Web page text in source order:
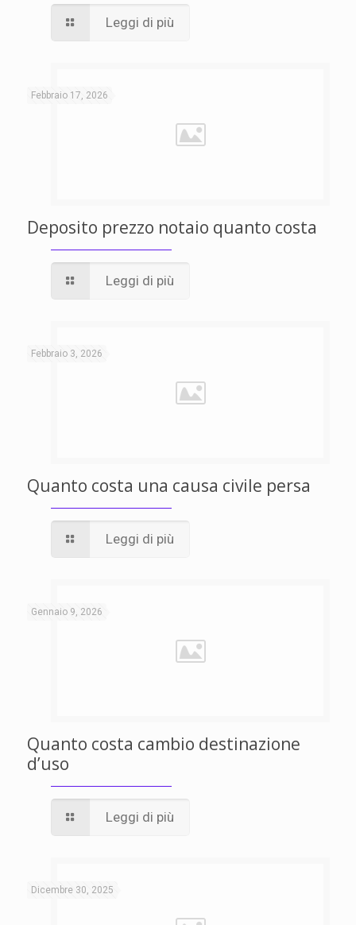
Leggi di più
Febbraio 17, 2026
Deposito prezzo notaio quanto costa
Leggi di più
Febbraio 3, 2026
Quanto costa una causa civile persa
Leggi di più
Gennaio 9, 2026
Quanto costa cambio destinazione
d’uso
Leggi di più
Dicembre 30, 2025